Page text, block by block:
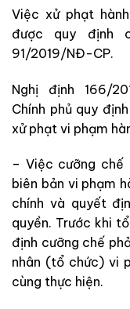
Việc xử phạt
được quy định
91/2019/NĐ-CP.
Nghị định 166/
Chính phủ quy
xử phạt vi phạm
– Việc cưỡng
biên bản vi phạm
chính và quyết
quyền. Trước khi
định cưỡng chế
nhân (tổ chức) vi
cùng thực hiện.